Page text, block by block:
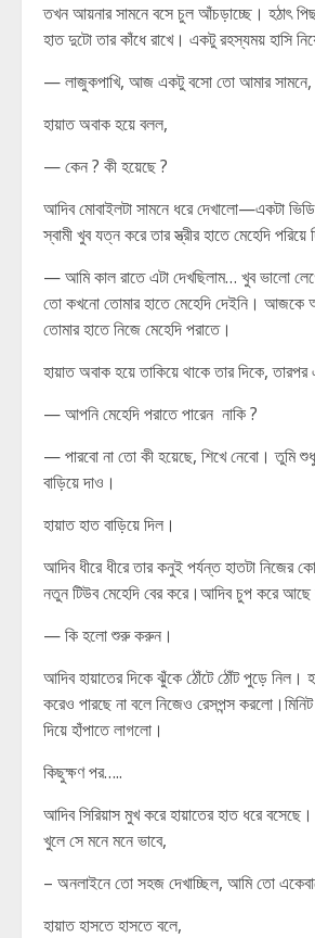
তখন আয়নার সামনে বসে চুল আঁচড়াচ্ছে। হঠাৎ
হাত দুটো তার কাঁধে রাখে। একটু রহস্যময় হাসি
— লাজুকপাখি, আজ একটু বসো তো আমার সামনে,
হায়াত অবাক হয়ে বলল,
— কেন ? কী হয়েছে ?
আদিব মোবাইলটা সামনে ধরে দেখালো—একটা
স্বামী খুব যত্ন করে তার স্ত্রীর হাতে মেহেদি
— আমি কাল রাতে এটা দেখছিলাম… খুব ভালো
তো কখনো তোমার হাতে মেহেদি দেইনি। আজকে
তোমার হাতে নিজে মেহেদি পরাতে।
হায়াত অবাক হয়ে তাকিয়ে থাকে তার দিকে,
— আপনি মেহেদি পরাতে পারেন নাকি ?
— পারবো না তো কী হয়েছে, শিখে নেবো। তুমি
বাড়িয়ে দাও।
হায়াত হাত বাড়িয়ে দিল।
আদিব ধীরে ধীরে তার কনুই পর্যন্ত হাতটা নিজের
নতুন টিউব মেহেদি বের করে।আদিব চুপ করে আছে
— কি হলো শুরু করুন।
আদিব হায়াতের দিকে ঝুঁকে ঠোঁটে ঠোঁট পুড়ে নিল।
করেও পারছে না বলে নিজেও রেসপন্স
দিয়ে হাঁপাতে লাগলো।
কিছুক্ষণ পর…..
আদিব সিরিয়াস মুখ করে হায়াতের হাত ধরে
খুলে সে মনে মনে ভাবে,
– অনলাইনে তো সহজ দেখাচ্ছিল, আমি তো
হায়াত হাসতে হাসতে বলে,